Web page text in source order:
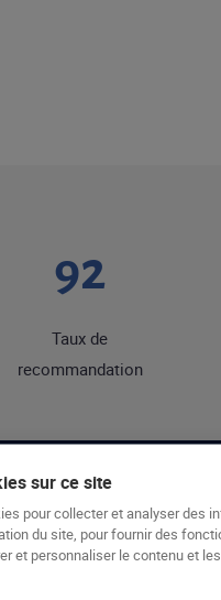
Formations
92
Taux de
recommandation
sur ce site
pour collecter et analyser des
du site, pour fournir des
et personnaliser le contenu et